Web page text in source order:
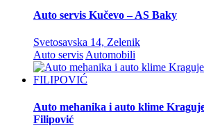
Auto servis Kučevo – AS Baky
Svetosavska 14, Zelenik
Auto servis Automobili
Auto mehanika i auto klime
Filipović